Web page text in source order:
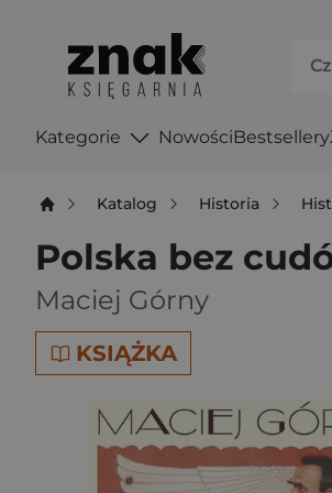
Kategorie NowościBestsellery
Katalog Historia
Polska bez
Maciej Górny
KSIĄŻKA